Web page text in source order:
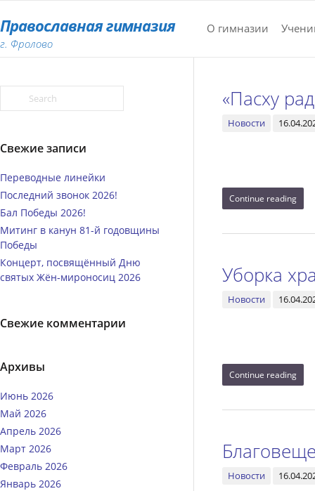
Православная гимназия
г. Фролово
О гимназии
«Пасху
Новости
Continue reading
Уборка
Новости
Continue reading
Новости
Свежие записи
Переводные линейки
Последний звонок 2026!
Бал Победы 2026!
Митинг в канун 81-й годовщины
Победы
Концерт, посвящённый Дню
святых Жён‑мироносиц 2026
Свежие комментарии
Архивы
Июнь 2026
Май 2026
Апрель 2026
Март 2026
Февраль 2026
Январь 2026